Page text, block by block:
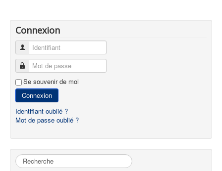
Connexion
Identifiant
Mot de passe
Se souvenir de moi
Connexion
Identifiant oublié ?
Mot de passe oublié ?
Rechercher